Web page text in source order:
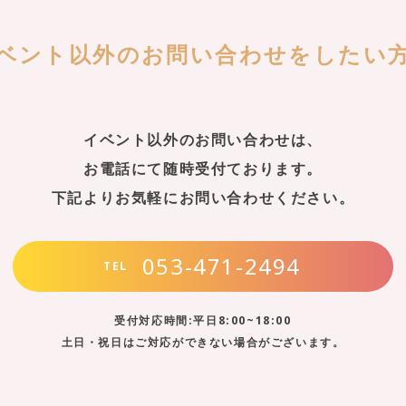
ント以外のお問い合わせをしたい
イベント以外のお問い合わせは、
お電話にて随時受付ております。
下記よりお気軽にお問い合わせください。
TEL 053-471-2494
受付対応時間:平日8:00~18:00
土日・祝日はご対応ができない場合がございます。